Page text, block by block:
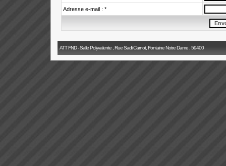
Adresse e-mail : *
ATT FND - Salle Polyvalente , Rue Sadi Carnot, Fontaine Notre Dame , 59400